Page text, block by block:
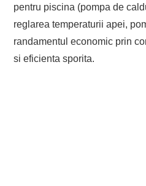
pentru piscina (pompa de
reglarea temperaturii apei,
randamentul economic prin
si eficienta sporita.